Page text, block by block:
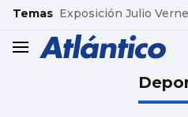
common.go-to-content
Temas Exposición Julio Verne
header.menu.open